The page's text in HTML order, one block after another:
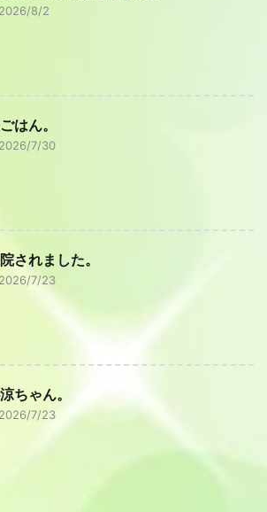
2026/8/2
はん。
2026/7/30
されました。
2026/7/23
ちゃん。
2026/7/23